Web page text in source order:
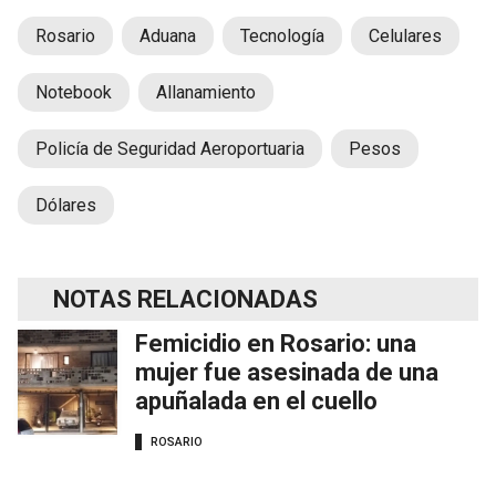
Rosario Aduana Tecnología Celulares
Notebook Allanamiento
Policía de Seguridad Aeroportuaria Pesos
Dólares
NOTAS RELACIONADAS
Femicidio en Rosario: una
mujer fue asesinada de una
apuñalada en el cuello
ROSARIO